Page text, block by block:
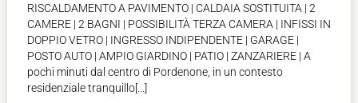
RISCALDAMENTO A PAVIMENTO | CALDAIA SOSTITUITA | 2
CAMERE | 2 BAGNI | POSSIBILITÀ TERZA CAMERA | INFISSI IN
DOPPIO VETRO | INGRESSO INDIPENDENTE | GARAGE |
POSTO AUTO | AMPIO GIARDINO | PATIO | ZANZARIERE | A
pochi minuti dal centro di Pordenone, in un contesto
residenziale tranquillo[...]